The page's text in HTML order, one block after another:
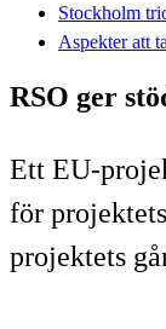
Stockholm
Aspekter att
RSO ger
Ett EU-
för
projektets